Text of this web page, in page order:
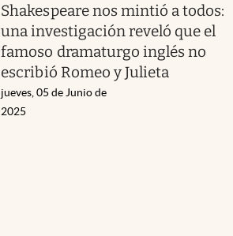
Shakespeare nos mintió a todos:
una investigación reveló que el
famoso dramaturgo inglés no
escribió Romeo y Julieta
jueves, 05 de Junio de
2025